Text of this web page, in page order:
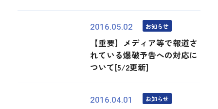
2016.05.02 お知らせ
【重要】メディア等で報道さ
れている爆破予告への対応に
ついて[5/2更新]
2016.04.01 お知らせ